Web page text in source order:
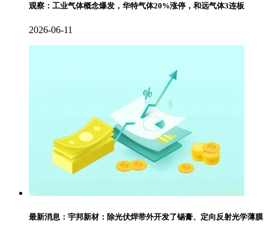
观察：工业气体概念爆发，华特气体20%涨停，和远气体3连板
2026-06-11
最新消息：宇邦新材：除光伏焊带外开发了锡膏、定向反射光学薄膜